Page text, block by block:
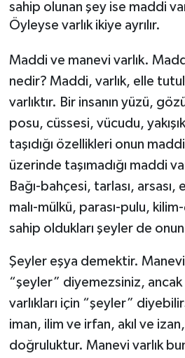
sahip olunan şey ise maddi
Öyleyse varlık ikiye ayrılır.
Maddi ve manevi varlık.
nedir? Maddi, varlık, elle
varlıktır. Bir insanın yüzü,
posu, cüssesi, vücudu,
taşıdığı özellikleri onun
üzerinde taşımadığı maddi
Bağı-bahçesi, tarlası, arsası,
malı-mülkü, parası-pulu,
sahip oldukları şeyler de onun
Şeyler eşya demektir.
“şeyler” diyemezsiniz, ancak
varlıkları için “şeyler”
iman, ilim ve irfan, akıl ve
doğruluktur. Manevi varlık
Siyaset
Yerel